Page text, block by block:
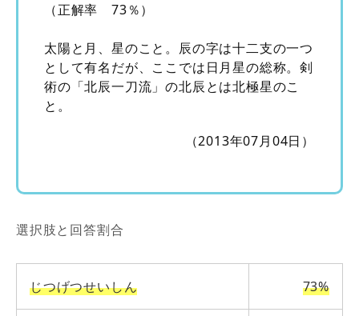
（正解率 73％）
太陽と月、星のこと。辰の字は十二支の一つ
として有名だが、ここでは日月星の総称。剣
術の「北辰一刀流」の北辰とは北極星のこ
と。
（2013年07月04日）
選択肢と回答割合
じつげつせいしん 73%